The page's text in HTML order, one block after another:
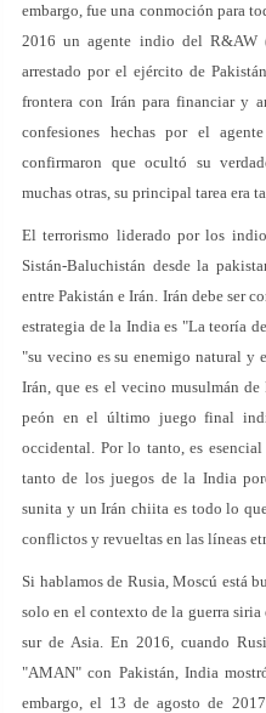
embargo, fue una conmoción para
2016 un agente indio del R&AW
arrestado por el ejército de
frontera con Irán para financiar y
confesiones hechas por el
confirmaron que ocultó su
muchas otras, su principal tarea era
El terrorismo liderado por los
Sistán-Baluchistán desde la
entre Pakistán e Irán. Irán debe ser
estrategia de la India es "La teoría
"su vecino es su enemigo natural y
Irán, que es el vecino musulmán de
peón en el último juego final
occidental. Por lo tanto, es
tanto de los juegos de la India
sunita y un Irán chiita es todo lo
conflictos y revueltas en las líneas
Si hablamos de Rusia, Moscú está
solo en el contexto de la guerra
sur de Asia. En 2016, cuando
"AMAN" con Pakistán, India
embargo, el 13 de agosto de